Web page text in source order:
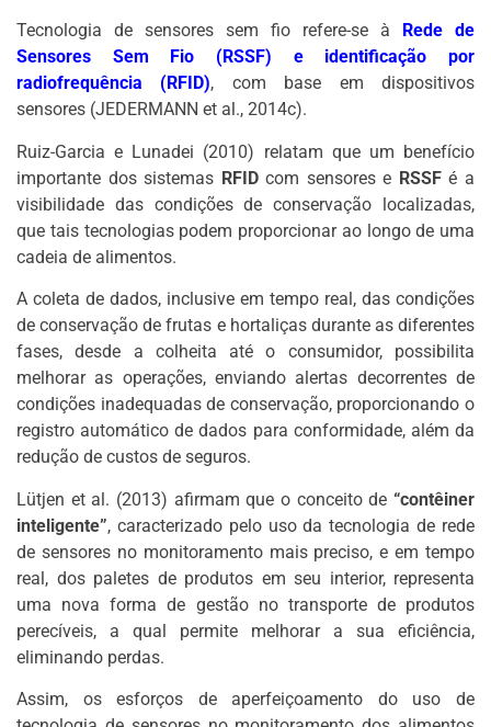
Tecnologia de sensores sem fio refere-se à
Rede de
Sensores Sem Fio (RSSF) e identificação por
radiofrequência (RFID), com base em dispositivos
sensores (JEDERMANN et al., 2014c).
Ruiz-Garcia e Lunadei (2010) relatam que um benefício
importante dos sistemas RFIDcom sensores e RSSFé a
visibilidade das condições de conservação localizadas,
que tais tecnologias podem proporcionar ao longo de uma
cadeia de alimentos.
A coleta de dados, inclusive em tempo real, das condições
de conservação de frutas e hortaliças durante as diferentes
fases, desde a colheita até o consumidor, possibilita
melhorar as operações, enviando alertas decorrentes de
condições inadequadas de conservação, proporcionando o
registro automático de dados para conformidade, além da
redução de custos de seguros.
Lütjen et al. (2013) afirmam que o conceito de “contêiner
inteligente”, caracterizado pelo uso da tecnologia de rede
de sensores no monitoramento mais preciso, e em tempo
real, dos paletes de produtos em seu interior, representa
uma nova forma de gestão no transporte de produtos
perecíveis, a qual permite melhorar a sua eficiência,
eliminando perdas.
Assim, os esforços de aperfeiçoamento do uso de